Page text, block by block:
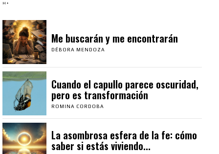
H+
Me buscarán y me encontrarán
DÉBORA MENDOZA
Cuando el capullo parece oscuridad,
pero es transformación
ROMINA CORDOBA
La asombrosa esfera de la fe: cómo
saber si estás viviendo...